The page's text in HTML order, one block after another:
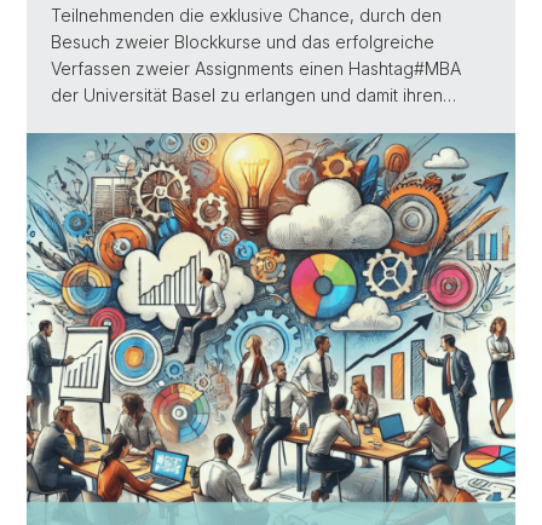
Teilnehmenden die exklusive Chance, durch den
Besuch zweier Blockkurse und das erfolgreiche
Verfassen zweier Assignments einen Hashtag#MBA
der Universität Basel zu erlangen und damit ihren…